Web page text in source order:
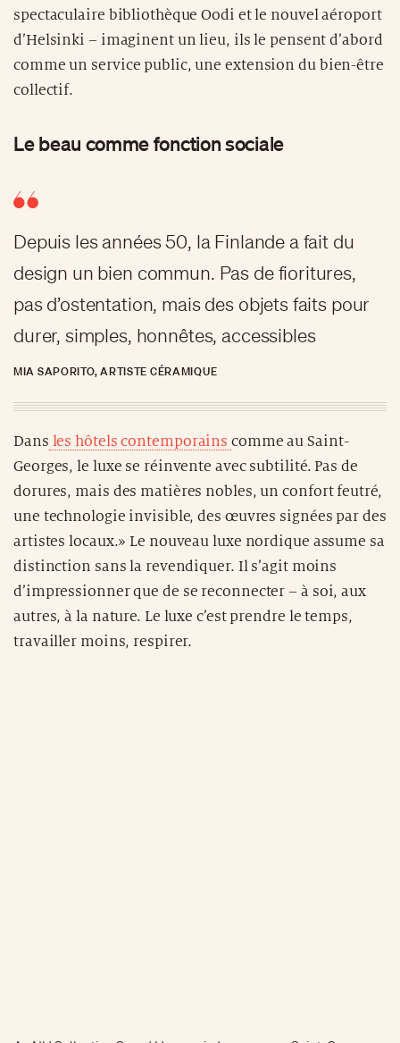
spectaculaire bibliothèque Oodi et le nouvel aéroport
d’Helsinki – imaginent un lieu, ils le pensent d’abord
comme un service public, une extension du bien-être
collectif.
Le beau comme fonction sociale
Depuis les années 50, la Finlande a fait du
design un bien commun. Pas de fioritures,
pas d’ostentation, mais des objets faits pour
durer, simples, honnêtes, accessibles
MIA SAPORITO, ARTISTE CÉRAMIQUE
Dans les hôtels contemporainscomme au Saint-
Georges, le luxe se réinvente avec subtilité. Pas de
dorures, mais des matières nobles, un confort feutré,
une technologie invisible, des œuvres signées par des
artistes locaux.» Le nouveau luxe nordique assume sa
distinction sans la revendiquer. Il s’agit moins
d’impressionner que de se reconnecter – à soi, aux
autres, à la nature. Le luxe c’est prendre le temps,
travailler moins, respirer.